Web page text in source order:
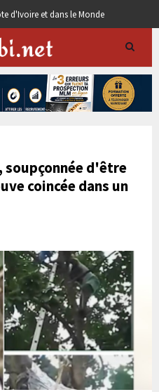
d'Ivoire et dans le Monde
soupçonnée d'être
coincée dans un